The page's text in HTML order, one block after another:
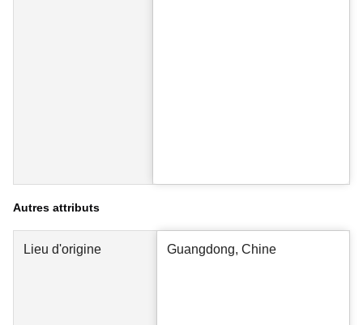
Autres attributs
Lieu d'origine Guangdong, Chine